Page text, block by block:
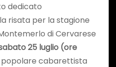
dedicato
risata per la stagione
di Cervarese
25 luglio (ore
popolare cabarettista